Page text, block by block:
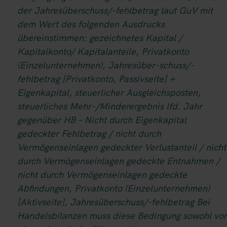
der Jahresüberschuss/-fehlbetrag laut GuV mit
dem Wert des folgenden Ausdrucks
übereinstimmen: gezeichnetes Kapital /
Kapitalkonto/ Kapitalanteile, Privatkonto
(Einzelunternehmen), Jahresüber-schuss/-
fehlbetrag [Privatkonto, Passivseite] +
Eigenkapital, steuerlicher Ausgleichsposten,
steuerliches Mehr-/Minderergebnis lfd. Jahr
gegenüber HB – Nicht durch Eigenkapital
gedeckter Fehlbetrag / nicht durch
Vermögenseinlagen gedeckter Verlustanteil / nicht
durch Vermögenseinlagen gedeckte Entnahmen /
nicht durch Vermögenseinlagen gedeckte
Abfindungen, Privatkonto (Einzelunternehmen)
[Aktivseite], Jahresüberschuss/-fehlbetrag Bei
Handelsbilanzen muss diese Bedingung sowohl vor